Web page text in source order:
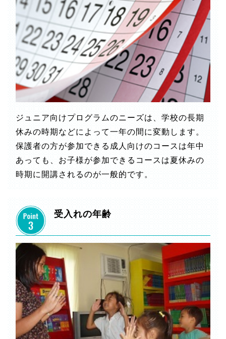
ジュニア向けプログラムのニーズは、学校の長期
休みの時期などによって一年の間に変動します。
保護者の方が参加できる成人向けのコースは年中
あっても、お子様が参加できるコースは夏休みの
時期に開講されるのが一般的です。
受入れの年齢